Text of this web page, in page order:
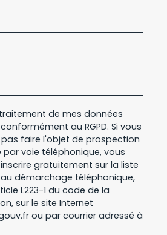
de mes données
au RGPD. Si vous
faire l'objet de prospection
voie téléphonique, vous
gratuitement sur la liste
démarchage téléphonique,
L223-1 du code de la
sur le site Internet
ou par courrier adressé à